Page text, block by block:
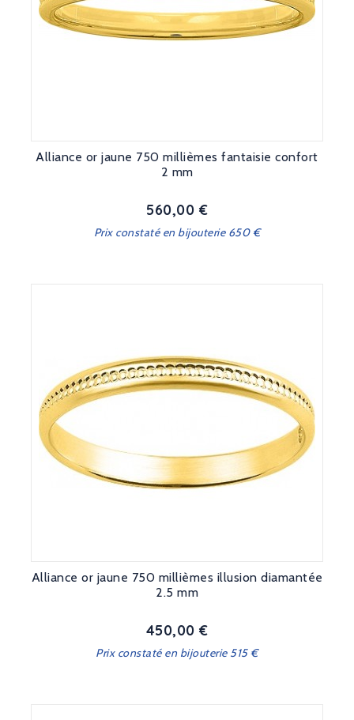
Alliance or jaune 750 millièmes fantaisie confort
2 mm
Prix
560,00 €
Prix constaté en bijouterie 650 €
Alliance or jaune 750 millièmes illusion diamantée
2.5 mm
Prix
450,00 €
Prix constaté en bijouterie 515 €